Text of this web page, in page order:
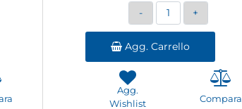
Quantità
Agg. Carrello
Agg.
Wishlist
Compara